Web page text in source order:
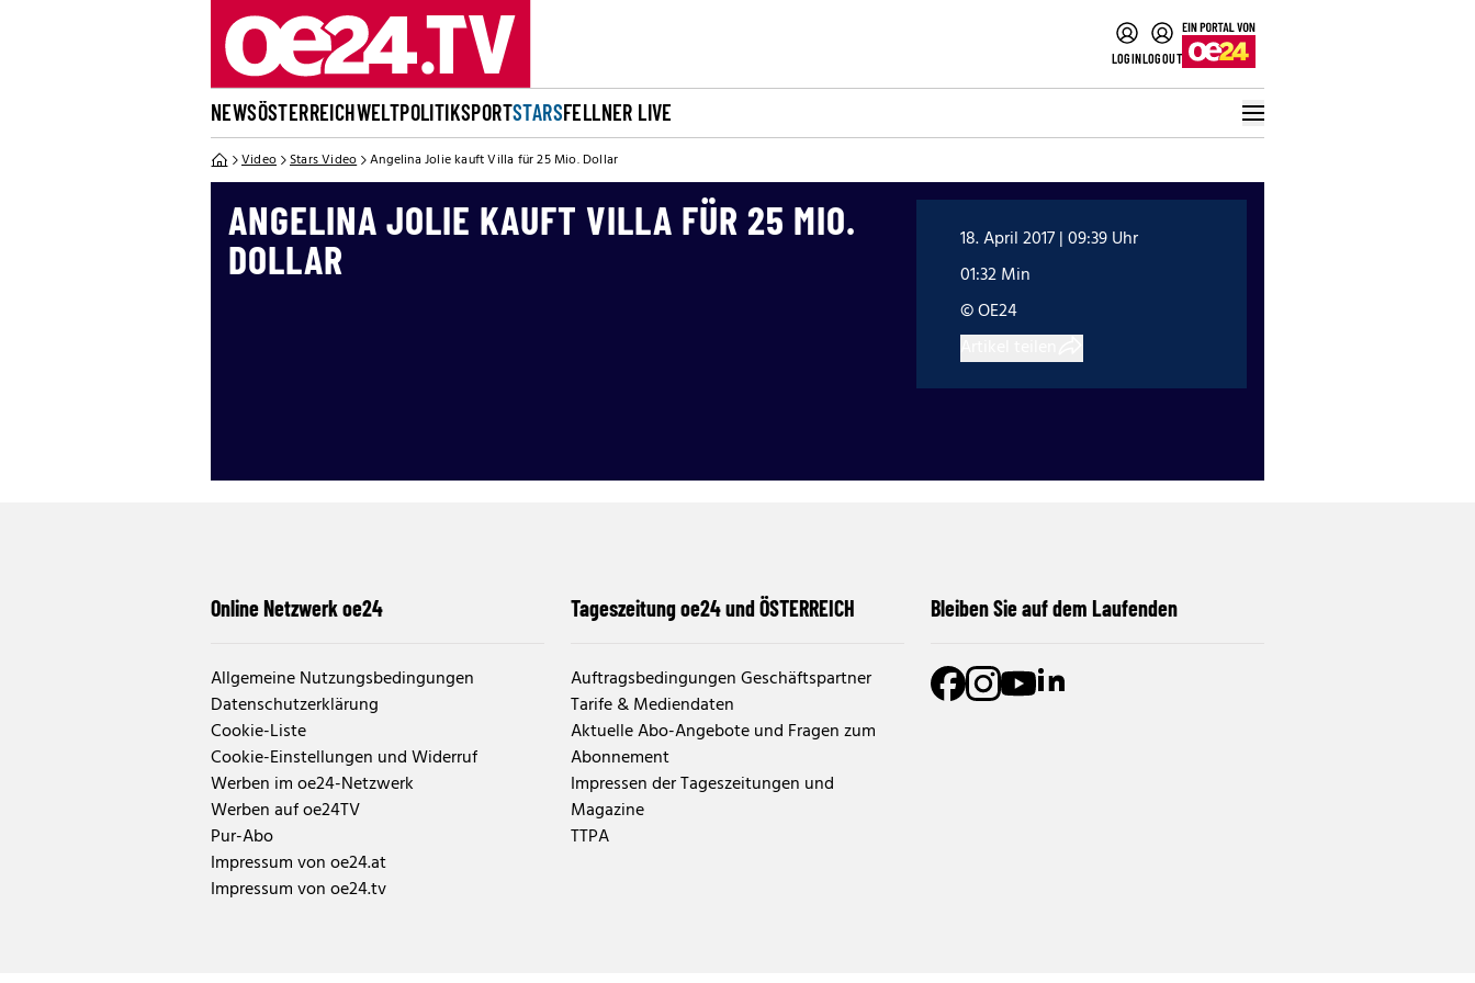
LOGINLOGOUT
NEWSÖSTERREICHWELTPOLITIKSPORTSTARSFELLNER LIVE
Video Stars Video Angelina Jolie kauft Villa für 25 Mio. Dollar
ANGELINA JOLIE KAUFT VILLA FÜR 25 MIO.
DOLLAR
18. April 2017 | 09:39 Uhr
01:32 Min
© OE24
Online Netzwerk oe24
Allgemeine Nutzungsbedingungen
Datenschutzerklärung
Cookie-Liste
Cookie-Einstellungen und Widerruf
Werben im oe24-Netzwerk
Werben auf oe24TV
Pur-Abo
Impressum von oe24.at
Impressum von oe24.tv
Tageszeitung oe24 und ÖSTERREICH
Auftragsbedingungen Geschäftspartner
Tarife & Mediendaten
Aktuelle Abo-Angebote und Fragen zum
Abonnement
Impressen der Tageszeitungen und
Magazine
TTPA
Bleiben Sie auf dem Laufenden